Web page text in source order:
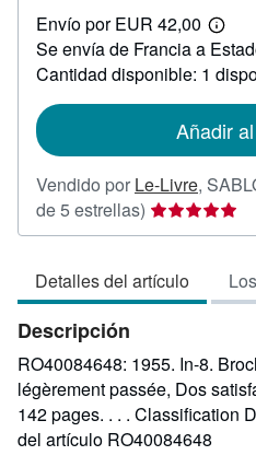
25,80
Envío por EUR 42,00
Más
sobre
las
envío
Se envía de Francia a
Cantidad disponible: 1
Añadir
Vendido por Le-Livre,
de 5 estrellas) Calificación
del
5
de
estrellas
Detalles del artículo
Descripción
RO40084648: 1955. In-8.
légèrement passée, Dos
142 pages. . . . Classification
del artículo RO40084648